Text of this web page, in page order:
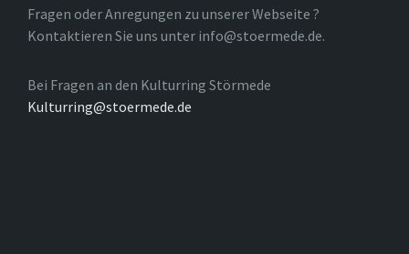
Fragen oder Anregungen zu unserer Webseite ?
Kontaktieren Sie uns unter info@stoermede.de.
Bei Fragen an den Kulturring Störmede
Kulturring@stoermede.de